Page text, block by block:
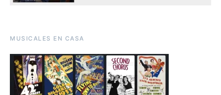
MUSICALES EN CASA